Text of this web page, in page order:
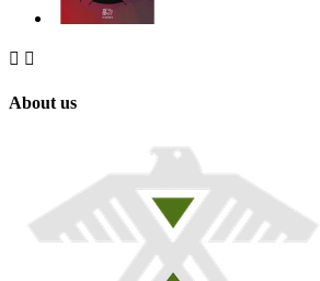
 
About us